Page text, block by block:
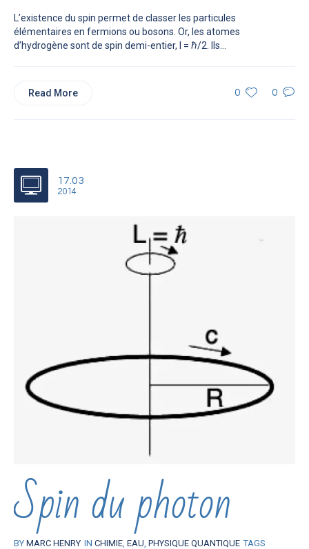
L’existence du spin permet de classer les particules
élémentaires en fermions ou bosons. Or, les atomes
d’hydrogène sont de spin demi-entier, I = ℏ/2. Ils...
0 0
Read More
17.03
2014
Spin du photon
BY MARC HENRY IN CHIMIE EAU PHYSIQUE QUANTIQUE TAGS